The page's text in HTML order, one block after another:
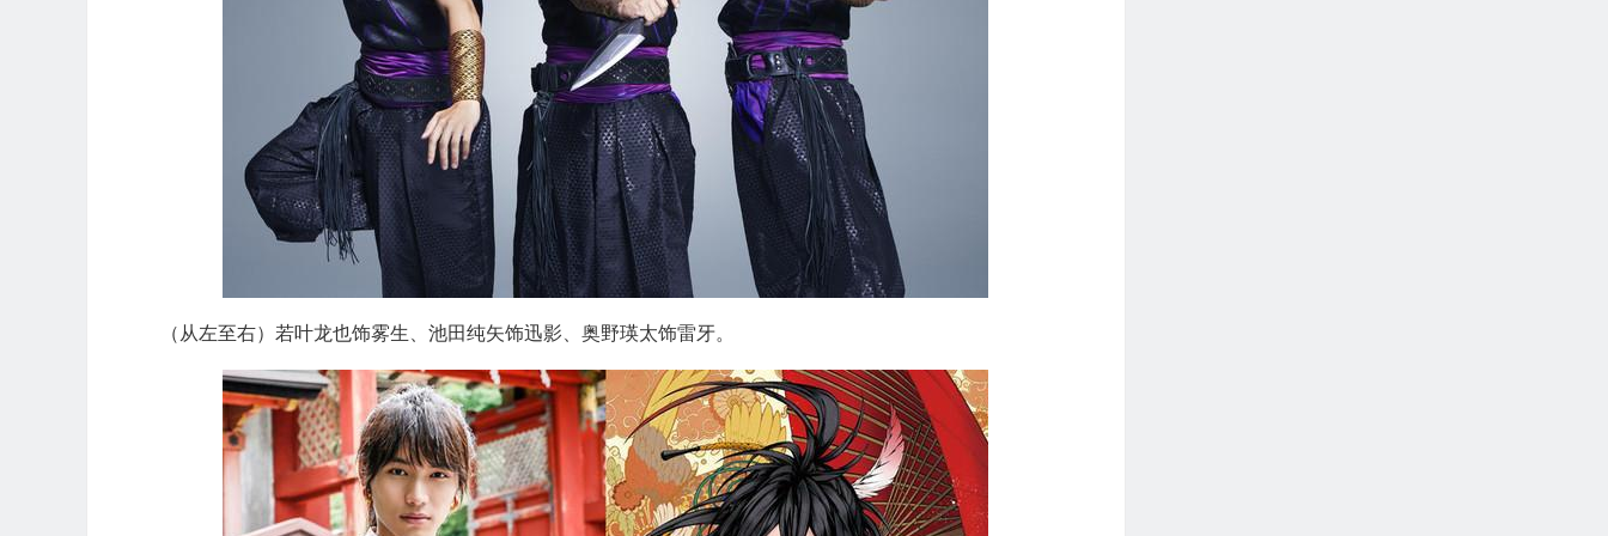
（从左至右）若叶龙也饰雾生、池田纯矢饰迅影、奥野瑛太饰雷牙。